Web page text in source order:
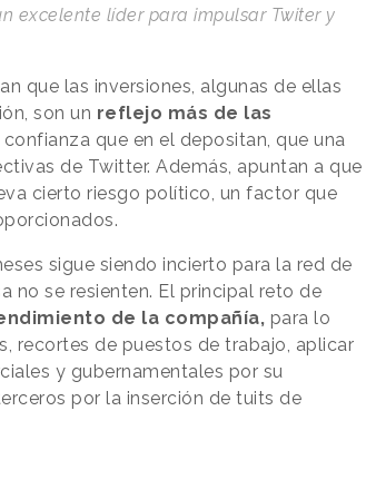
excelente líder para impulsar Twiter y
que las inversiones, algunas de ellas
son un reflejo más de las
que en el depositan, que una
de Twitter. Además, apuntan a que
cierto riesgo político, un factor que
sigue siendo incierto para la red de
no se resienten. El principal reto de
de la compañía, para lo
recortes de puestos de trabajo, aplicar
y gubernamentales por su
por la inserción de tuits de